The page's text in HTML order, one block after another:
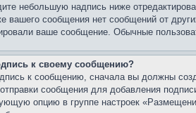
небольшую надпись ниже
вашего сообщения нет сообщений от
ваше сообщение. Обычные
к своему сообщению?
к сообщению, сначала вы должны
сообщения для добавления
опцию в группе настроек